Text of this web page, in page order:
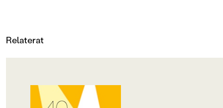
Relaterat
OM BOKEN